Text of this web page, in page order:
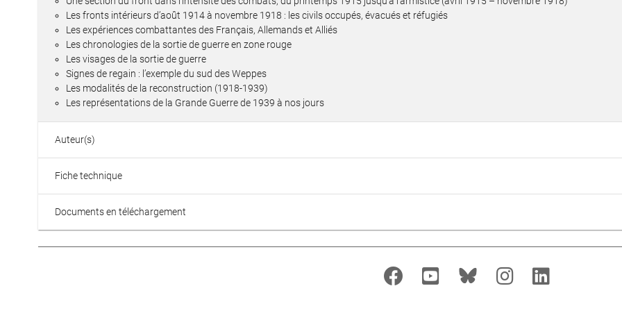
Les fronts intérieurs d’août 1914 à novembre 1918 : les civils occupés, évacués et réfugiés
Les expériences combattantes des Français, Allemands et Alliés
Les chronologies de la sortie de guerre en zone rouge
Les visages de la sortie de guerre
Signes de regain : l’exemple du sud des Weppes
Les modalités de la reconstruction (1918-1939)
Les représentations de la Grande Guerre de 1939 à nos jours
Auteur(s)
Fiche technique
Documents en téléchargement